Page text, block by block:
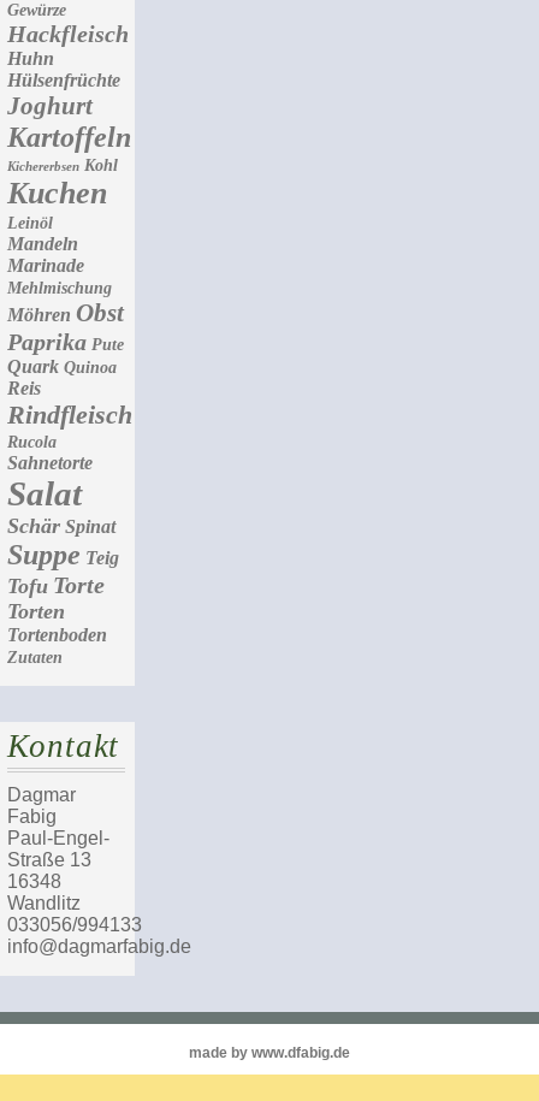
Gewürze
Hackfleisch
Huhn
Hülsenfrüchte
Joghurt
Kartoffeln
Kichererbsen Kohl
Kuchen
Leinöl
Mandeln
Marinade
Mehlmischung
Möhren Obst
Paprika Pute
Quark Quinoa
Reis
Rindfleisch
Rucola
Sahnetorte
Salat
Schär Spinat
Suppe Teig
Tofu Torte
Torten
Tortenboden
Zutaten
Kontakt
Dagmar
Fabig
Paul-Engel-
Straße 13
16348
Wandlitz
033056/994133
info@dagmarfabig.de
made by www.dfabig.de